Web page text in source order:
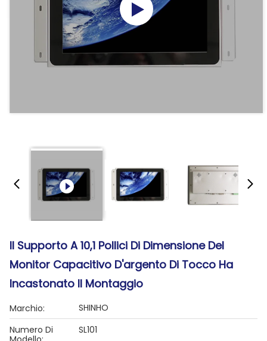
Il Supporto A 10,1 Pollici Di Dimensione Del
Monitor Capacitivo D'argento Di Tocco Ha
Incastonato Il Montaggio
Marchio:
SHINHO
Numero Di
SL101